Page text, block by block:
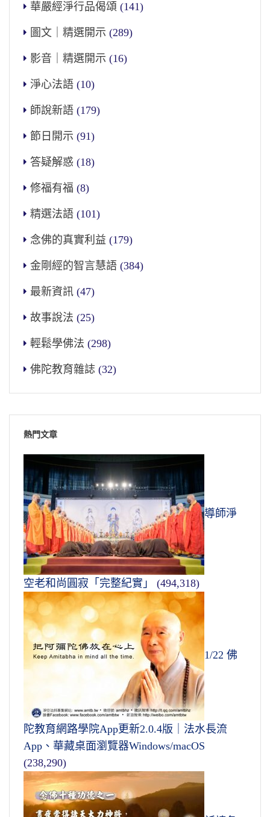
華嚴經淨行品偈頌 (141)
圖文｜精選開示 (289)
影音｜精選開示 (16)
淨心法語 (10)
師說新語 (179)
節日開示 (91)
答疑解惑 (18)
修福有福 (8)
精選法語 (101)
念佛的真實利益 (179)
金剛經的智言慧語 (384)
最新資訊 (47)
故事說法 (25)
輕鬆學佛法 (298)
佛陀教育雜誌 (32)
熱門文章
導師淨
空老和尚圓寂「完整紀實」 (494,318)
1/22 佛
陀教育網路學院App更新2.0.4版｜法水長流
App、華藏桌面瀏覽器Windows/macOS
(238,290)